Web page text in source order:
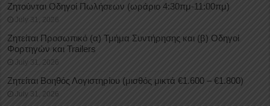
Ζητούνται Οδηγοί Πωλήσεων (ωράριο 4:30πμ-11:00πμ)
July 31, 2026
Ζητείται Προσωπικό (α) Τμήμα Συντήρησης και (β) Οδηγοί
Φορτηγών και Trailers
July 31, 2026
Ζητείται Βοηθός Λογιστηρίου (μισθός μικτά €1.600 – €1.800)
July 31, 2026